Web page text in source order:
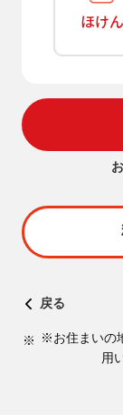
ほけん
戻る
※お住まいの
用